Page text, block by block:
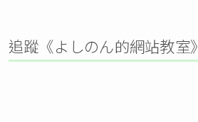
追蹤《よしのん的網站教室》